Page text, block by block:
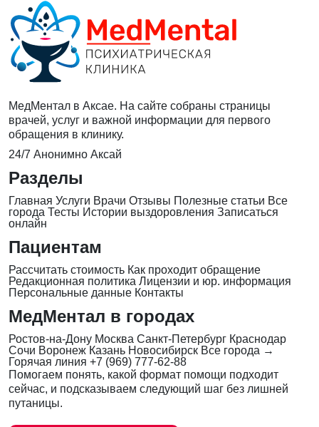
МедМентал в Аксае. На сайте собраны страницы
врачей, услуг и важной информации для первого
обращения в клинику.
24/7 Анонимно Аксай
Разделы
Главная Услуги Врачи Отзывы Полезные статьи Все
города Тесты Истории выздоровления Записаться
онлайн
Пациентам
Рассчитать стоимость Как проходит обращение
Редакционная политика Лицензии и юр. информация
Персональные данные Контакты
МедМентал в городах
Ростов-на-Дону Москва Санкт-Петербург Краснодар
Сочи Воронеж Казань Новосибирск Все города →
Горячая линия +7 (969) 777-62-88
Помогаем понять, какой формат помощи подходит
сейчас, и подсказываем следующий шаг без лишней
путаницы.